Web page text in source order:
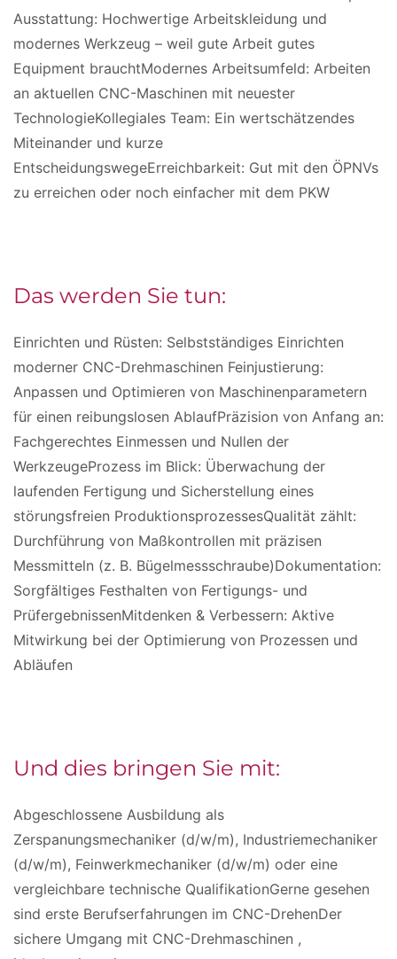
Ausstattung: Hochwertige Arbeitskleidung und
modernes Werkzeug – weil gute Arbeit gutes
Equipment brauchtModernes Arbeitsumfeld: Arbeiten
an aktuellen CNC-Maschinen mit neuester
TechnologieKollegiales Team: Ein wertschätzendes
Miteinander und kurze
EntscheidungswegeErreichbarkeit: Gut mit den ÖPNVs
zu erreichen oder noch einfacher mit dem PKW
Das werden Sie tun:
Einrichten und Rüsten: Selbstständiges Einrichten
moderner CNC-Drehmaschinen Feinjustierung:
Anpassen und Optimieren von Maschinenparametern
für einen reibungslosen AblaufPräzision von Anfang an:
Fachgerechtes Einmessen und Nullen der
WerkzeugeProzess im Blick: Überwachung der
laufenden Fertigung und Sicherstellung eines
störungsfreien ProduktionsprozessesQualität zählt:
Durchführung von Maßkontrollen mit präzisen
Messmitteln (z. B. Bügelmessschraube)Dokumentation:
Sorgfältiges Festhalten von Fertigungs- und
PrüfergebnissenMitdenken & Verbessern: Aktive
Mitwirkung bei der Optimierung von Prozessen und
Abläufen
Und dies bringen Sie mit:
Abgeschlossene Ausbildung als
Zerspanungsmechaniker (d/w/m), Industriemechaniker
(d/w/m), Feinwerkmechaniker (d/w/m) oder eine
vergleichbare technische QualifikationGerne gesehen
sind erste Berufserfahrungen im CNC-DrehenDer
sichere Umgang mit CNC-Drehmaschinen ,